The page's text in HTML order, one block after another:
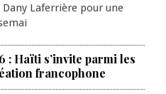
Laferrière pour une
: Haïti s’invite parmi les
francophone